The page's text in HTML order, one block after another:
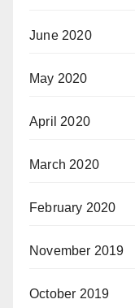
June 2020
May 2020
April 2020
March 2020
February 2020
November 2019
October 2019